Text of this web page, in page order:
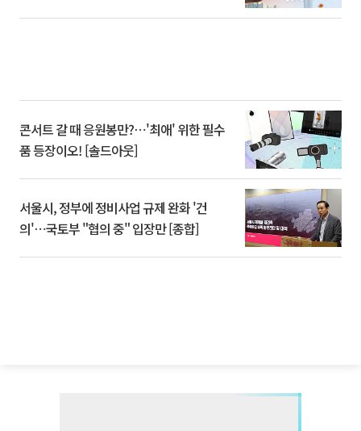
콘서트 갈 때 응원봉만?⋯'최애' 위한 필수
품 등장이오! [솔드아웃]
서울시, 정부에 정비사업 규제 완화 '건
의'⋯국토부 "협의 중" 입장만 [종합]